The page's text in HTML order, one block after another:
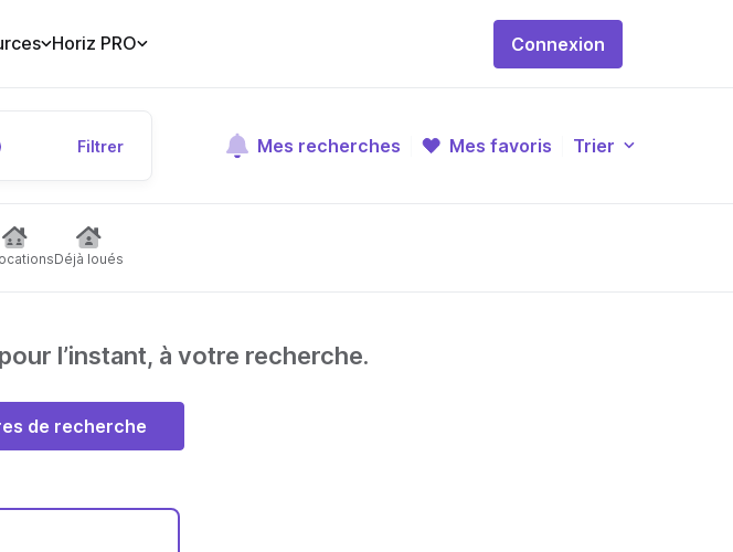
Horiz PRO Connexion
Filtrer Mes recherches Mes favoris Trier
Déjà loués
l’instant, à votre recherche.
de recherche